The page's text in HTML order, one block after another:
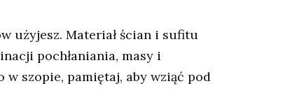
użyjesz. Materiał ścian i sufitu
pochłaniania, masy i
w szopie, pamiętaj, aby wziąć pod